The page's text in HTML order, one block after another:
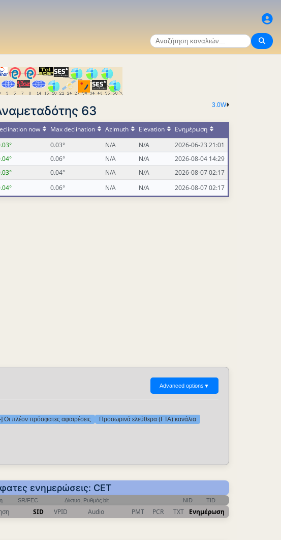
3.0W
63
now Max declination Azimuth Elevation
Ενημέρωση
0.03° N/A N/A
2026-06-23 21:01
0.06° N/A N/A
2026-08-04 14:29
0.04° N/A N/A
2026-08-07 02:17
0.06° N/A N/A 2026-08-07 02:17
Advanced options ▼
] Οι πλέον πρόσφατες αφαιρέσεις
Προσωρινά ελεύθερα (FTA) κανάλια
ενημερώσεις: CET
SR/FEC Δίκτυο, Ρυθμός bit NID TID
SID VPID Audio PMT PCR TXT Ενημέρωση